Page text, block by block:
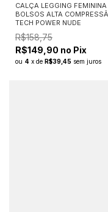
CALÇA LEGGING
BOLSOS ALTA
TECH POWER NUDE
R$158,75
R$149,90 no Pix
ou 4 x de R$39,45 sem juros